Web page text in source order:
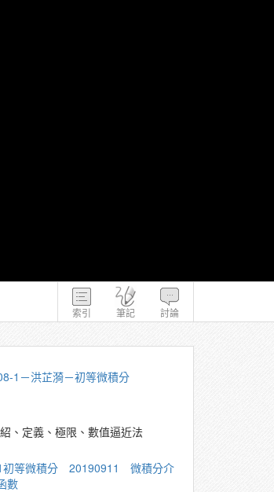
索引 筆記 討論
1－洪芷漪－初等微積分
、定義、極限、數值逼近法
初等微積分 20190911 微積分介
數